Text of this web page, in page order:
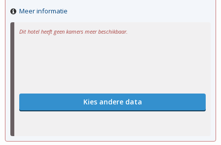
Dit hotel heeft geen kamers meer beschikbaar.
Kies andere data
Meer informatie